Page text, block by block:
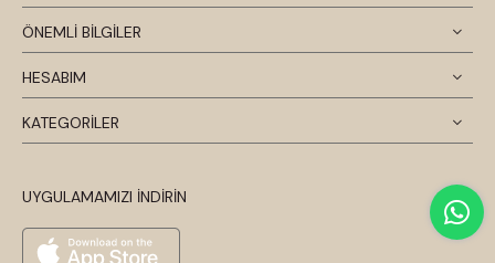
ÖNEMLİ BİLGİLER
HESABIM
KATEGORİLER
UYGULAMAMIZI İNDİRİN